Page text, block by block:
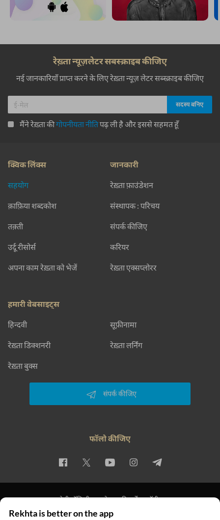
रेख़्ता न्यूज़लेटर सबस्क्राइब कीजिए
नई जानकारियाँ प्राप्त करने के लिए रेख़्ता न्यूज़ लेटर सब्स्क्राइब कीजिए
मैंने रेख़्ता कीगोपनीयता नीतिपढ़ ली है और इससे सहमत हूँ
क्विक लिंक्स
सहयोग
क़ाफ़िया शब्दकोश
तक़्ती
उर्दू रीसोर्स
अपना काम रेख़्ता को भेजें
जानकारी
रेख़्ता फ़ाउंडेशन
संस्थापक : परिचय
संपर्क कीजिए
करियर
रेख़्ता एक्सप्लोरर
हमारी वेबसाइट्स
हिन्दवी सूफ़ीनामा
रेख़्ता डिक्शनरी रेख़्ता लर्निंग
रेख़्ता बुक्स
संपर्क कीजिए
फॉलो कीजिए
प्राइवेसी पॉलिसी इस्तेमाल की शर्तें कॉपीराइट
© 2026 Rekhta™ Foundation. All rights reserved.
Rekhta is better on the app